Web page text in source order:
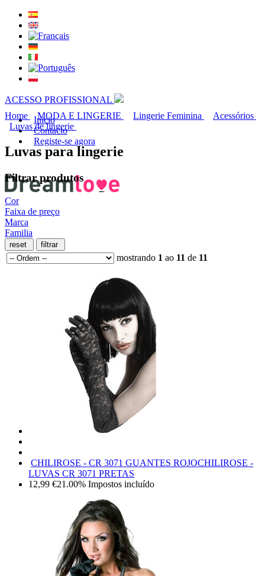
ACESSO PROFISSIONAL
Inicio
Contacto
Registe-se agora
Home MODA E LINGERIE Lingerie Feminina
Acessórios
Luvas de lingerie
Luvas para lingerie
Filtrar produtos
Cor
Faixa de preço
Marca
Familia
mostrando 1 ao 11 de 11
CHILIROSE - CR 3071 GUANTES ROJOCHILIROSE -
LUVAS CR 3071 PRETAS
12,99 €21.00% Impostos incluído